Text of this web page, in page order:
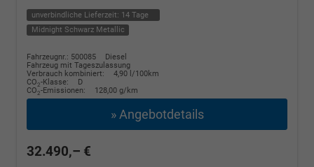
unverbindliche Lieferzeit: 14 Tage
Midnight Schwarz Metallic
Fahrzeugnr.: 500085
Diesel
Fahrzeug mit Tageszulassung
Verbrauch kombiniert:
4,90 l/100km
CO2-Klasse:
D
CO2-Emissionen: 128,00 g/km
» Angebotdetails
32.490,– €